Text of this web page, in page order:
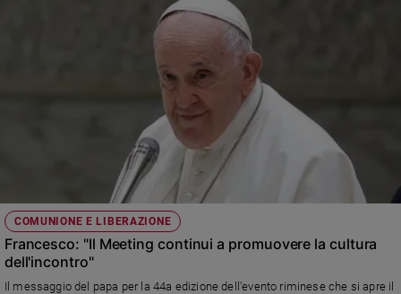
COMUNIONE E LIBERAZIONE
Francesco: "Il Meeting continui a promuovere la cultura
dell'incontro"
Il messaggio del papa per la 44a edizione dell'evento riminese che si apre il